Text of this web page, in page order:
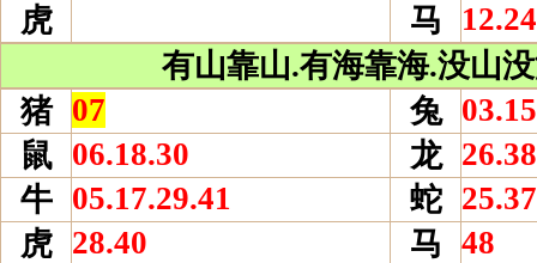
虎
马
有山靠山.有海靠海.没山
猪 07 兔
鼠 06.18.30 龙 26.38
牛 05.17.29.41 蛇
虎 28.40 马 48